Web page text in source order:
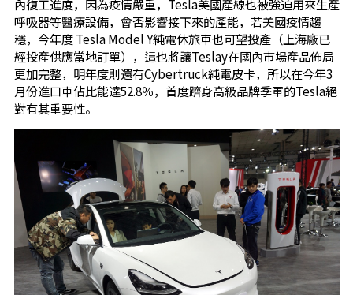
內復工進度，因為疫情嚴重，Tesla美國產線也被強迫用來生產
呼吸器等醫療設備，會否影響接下來的產能，若美國疫情趨
穩，今年度 Tesla Model Y純電休旅車也可望投產（上海廠已
經投產供應當地訂單），這也將讓Teslay在國內市場產品佈局
更加完整，明年度則還有Cybertruck純電皮卡，所以在今年3
月份進口車佔比能達52.8％，首度躋身高級品牌季軍的Tesla絕
對有其重要性。